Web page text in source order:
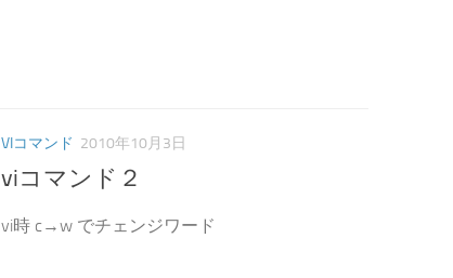
VIコマンド 2010年10月3日
viコマンド２
vi時 c→w でチェンジワード